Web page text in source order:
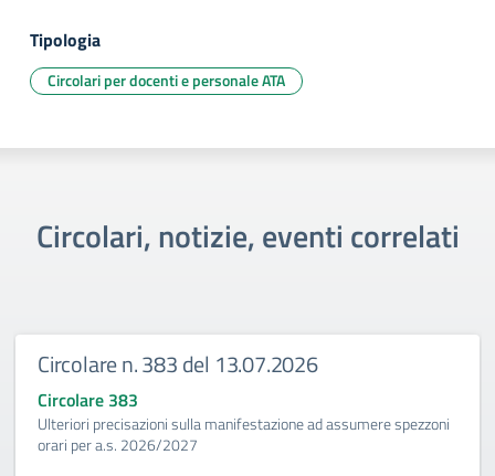
Tipologia
Circolari per docenti e personale ATA
Circolari, notizie, eventi correlati
Circolare n. 383 del 13.07.2026
Circolare 383
Ulteriori precisazioni sulla manifestazione ad assumere spezzoni
orari per a.s. 2026/2027